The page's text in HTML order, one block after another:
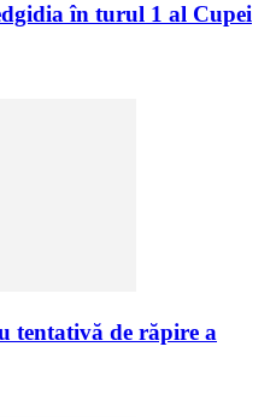
în turul 1 al Cupei
tentativă de răpire a